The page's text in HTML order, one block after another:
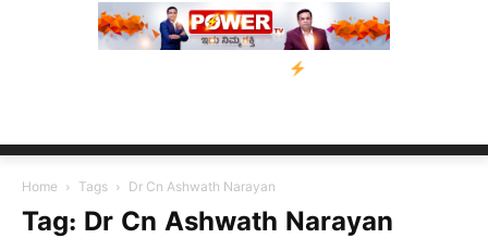
ಬೀರೇನ್ ಸಿಂಗ್ ಅವರ ಆಡಿಯೋ
Home Tags Dr Cn Ashwath Narayan
Tag: Dr Cn Ashwath Narayan